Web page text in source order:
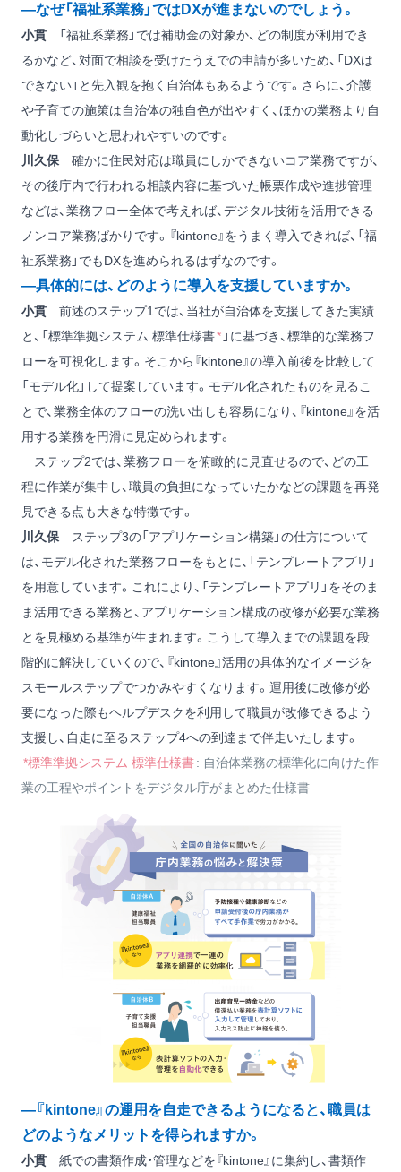
―なぜ「福祉系業務」ではDXが進まないのでしょう。
小貫 「福祉系業務」では補助金の対象か、どの制度が利用でき
るかなど、対面で相談を受けたうえでの申請が多いため、「DXは
できない」と先入観を抱く自治体もあるようです。さらに、介護
や子育ての施策は自治体の独自色が出やすく、ほかの業務より自
動化しづらいと思われやすいのです。
川久保 確かに住民対応は職員にしかできないコア業務ですが、
その後庁内で行われる相談内容に基づいた帳票作成や進捗管理
などは、業務フロー全体で考えれば、デジタル技術を活用できる
ノンコア業務ばかりです。『kintone』をうまく導入できれば、「福
祉系業務」でもDXを進められるはずなのです。
―具体的には、どのように導入を支援していますか。
小貫 前述のステップ1では、当社が自治体を支援してきた実績
と、「標準準拠システム 標準仕様書* 」に基づき、標準的な業務フ
ローを可視化します。そこから『kintone』の導入前後を比較して
「モデル化」して提案しています。モデル化されたものを見るこ
とで、業務全体のフローの洗い出しも容易になり、『kintone』を活
用する業務を円滑に見定められます。
ステップ2では、業務フローを俯瞰的に見直せるので、どの工
程に作業が集中し、職員の負担になっていたかなどの課題を再発
見できる点も大きな特徴です。
川久保 ステップ3の「アプリケーション構築」の仕方について
は、モデル化された業務フローをもとに、「テンプレートアプリ」
を用意しています。これにより、「テンプレートアプリ」をそのま
ま活用できる業務と、アプリケーション構成の改修が必要な業務
とを見極める基準が生まれます。こうして導入までの課題を段
階的に解決していくので、『kintone』活用の具体的なイメージを
スモールステップでつかみやすくなります。運用後に改修が必
要になった際もヘルプデスクを利用して職員が改修できるよう
支援し、自走に至るステップ4への到達まで伴走いたします。
*標準準拠システム 標準仕様書: 自治体業務の標準化に向けた作
業の工程やポイントをデジタル庁がまとめた仕様書
―『kintone』の運用を自走できるようになると、職員は
どのようなメリットを得られますか。
小貫 紙での書類作成・管理などを『kintone』に集約し、書類作